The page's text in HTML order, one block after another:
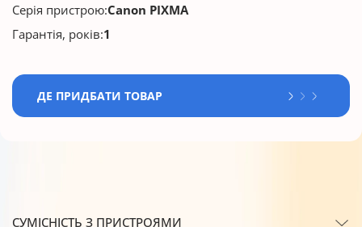
Серія пристрою:Canon PIXMA
Гарантія, років:1
ДЕ ПРИДБАТИ ТОВАР
СУМІСНІСТЬ З ПРИСТРОЯМИ